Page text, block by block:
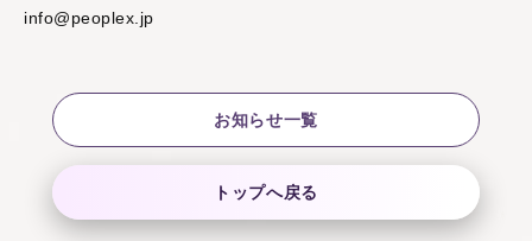
info@peoplex.jp
お知らせ一覧
トップへ戻る